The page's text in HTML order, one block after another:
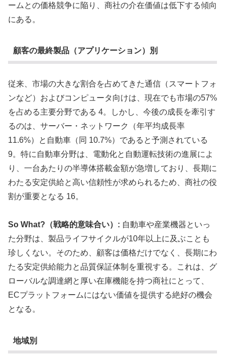
ームとの価格競争に陥り、商社の介在価値は低下する傾向
にある。
顧客の最終製品（アプリケーション）別
従来、市場の大きな割合を占めてきた通信（スマートフォ
ンなど）およびコンピュータ向けは、現在でも市場の57%
を占める主要分野である 4。しかし、今後の成長を牽引す
るのは、サーバー・ネットワーク（年平均成長率
11.6%）と自動車（同 10.7%）であると予測されている
9。特に自動車分野は、電動化と自動運転技術の進展によ
り、一台あたりの半導体搭載金額が急増しており、長期に
わたる安定供給と高い信頼性が求められるため、商社の役
割が重要となる 16。
So What?（戦略的意味合い）: 自動車や産業機器といっ
た分野は、製品ライフサイクルが10年以上に及ぶことも
珍しくない。そのため、顧客は価格だけでなく、長期にわ
たる安定供給能力と品質保証体制を重視する。これは、グ
ローバルな調達網と厚い在庫機能を持つ商社にとって、
ECプラットフォームにはない価値を提供する絶好の機会
となる。
地域別